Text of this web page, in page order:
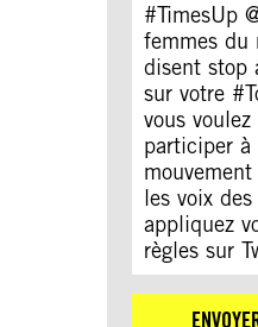
#TimesUp
femmes du
disent stop
sur votre
vous
participer à
les voix
appliquez
règles sur